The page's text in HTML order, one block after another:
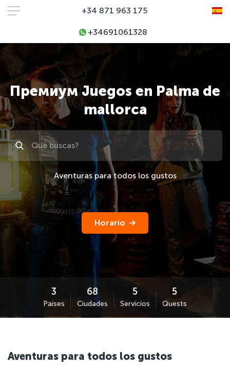
+34 871 963 175
+34691061328
Премиум Juegos en Palma de
mallorca
Поиск
Aventuras para todos los gustos
Horario
Países Ciudades Servicios Quests
Aventuras para todos los gustos